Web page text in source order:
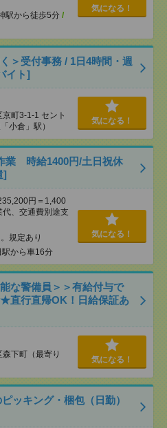
駅から徒歩5分 /
気になる！
＞受付事務 / 1日4時間・週
イト]
町3-1-1 セント
小倉」駅）
気になる！
業 時給1400円/土日祝休
]
円＝1,400
、交通費別途支
規定あり
駅から車16分
気になる！
な警備員＞＞有給付与で
直行直帰OK！日給保証あ
下町（最寄り
気になる！
ッキング・梱包（日勤）